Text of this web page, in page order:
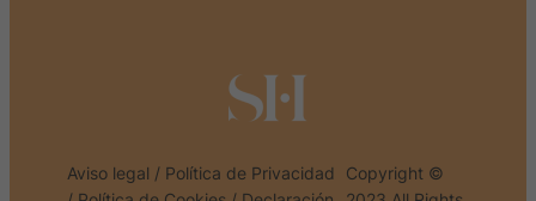
Aviso legal / Política de Privacidad
Copyright ©